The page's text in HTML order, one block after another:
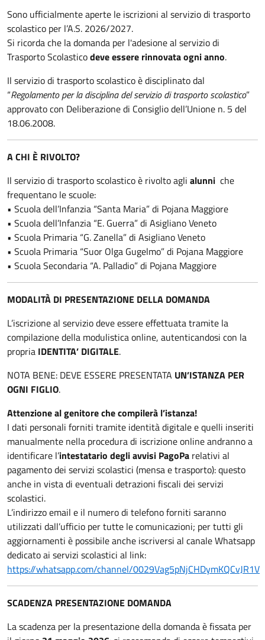
Sono ufficialmente aperte le iscrizioni al servizio di trasporto
scolastico per l’A.S. 2026/2027.
Si ricorda che la domanda per l'adesione al servizio di
Trasporto Scolasticodeve essere rinnovata ogni anno.
Il servizio di trasporto scolastico è disciplinato dal
“Regolamento per la disciplina del servizio di trasporto scolastico”
approvato con Deliberazione di Consiglio dell’Unione n. 5 del
18.06.2008.
A CHI È RIVOLTO?
Il servizio di trasporto scolastico è rivolto agli alunni che
frequentano le scuole:
• Scuola dell’Infanzia “Santa Maria” di Pojana Maggiore
• Scuola dell’Infanzia “E. Guerra” di Asigliano Veneto
• Scuola Primaria “G. Zanella” di Asigliano Veneto
• Scuola Primaria “Suor Olga Gugelmo” di Pojana Maggiore
• Scuola Secondaria “A. Palladio” di Pojana Maggiore
MODALITÀ DI PRESENTAZIONE DELLA DOMANDA
L’iscrizione al servizio deve essere effettuata tramite la
compilazione della modulistica online, autenticandosi con la
propria IDENTITA’ DIGITALE.
NOTA BENE: DEVE ESSERE PRESENTATA UN’ISTANZA PER
OGNI FIGLIO.
Attenzione al genitore che compilerà l’istanza!
I dati personali forniti tramite identità digitale e quelli inseriti
manualmente nella procedura di iscrizione online andranno a
identificare l’intestatario degli avvisi PagoPa relativi al
pagamento dei servizi scolastici (mensa e trasporto): questo
anche in vista di eventuali detrazioni fiscali dei servizi
scolastici.
L’indirizzo email e il numero di telefono forniti saranno
utilizzati dall’ufficio per tutte le comunicazioni; per tutti gli
aggiornamenti è possibile anche iscriversi al canale Whatsapp
dedicato ai servizi scolastici al link:
https://whatsapp.com/channel/0029Vag5pNjCHDymKQCvJR1V
SCADENZA PRESENTAZIONE DOMANDA
La scadenza per la presentazione della domanda è fissata per